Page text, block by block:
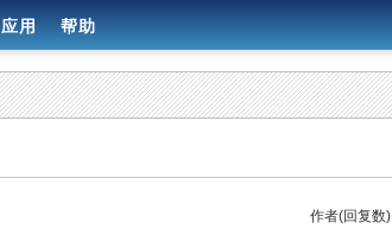
应用 帮助
作者(回复数)